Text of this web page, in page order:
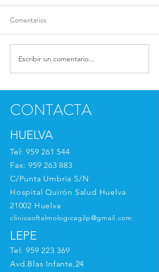
CONTIGO EN LA
CUARENTENA
Comentarios
Escribir un comentario...
CONTACTA
HUELVA
Tel: 959 261 544
Fax: 959 263 883
C/Punta Umbría S/N
Hospital Quirón Salud Huelva
21002 Huelva
clinicaoftalmologicagilp@gmail.com
LEPE
Tel: 959 223 369
Avd.Blas Infante,24